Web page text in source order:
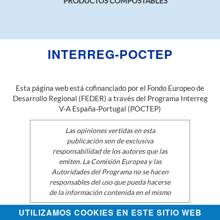
INTERREG-POCTEP
Esta página web está cofinanciado por el Fondo Europeo de
Desarrollo Regional (FEDER) a través del Programa Interreg
V-A España-Portugal (POCTEP)
Las opiniones vertidas en esta
publicación son de exclusiva
responsabilidad de los autores que las
emiten. La Comisión Europea y las
Autoridades del Programa no se hacen
responsables del uso que pueda hacerse
de la información contenida en el mismo
UTILIZAMOS COOKIES EN ESTE SITIO WEB